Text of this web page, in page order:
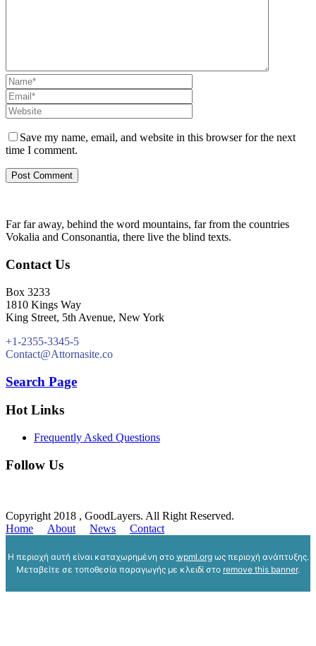
Save my name, email, and website in this browser for the next
time I comment.
Far far away, behind the word mountains, far from the countries
Vokalia and Consonantia, there live the blind texts.
Contact Us
Box 3233
1810 Kings Way
King Street, 5th Avenue, New York
+1-2355-3345-5
Contact@Attornasite.co
Search Page
Hot Links
Frequently Asked Questions
Follow Us
Copyright 2018 , GoodLayers. All Right Reserved.
Home
About News Contact
Η περιοχή αυτή είναι καταχωρημένη στο wpml.orgως περιοχή ανάπτυξης.
Μεταβείτε σε τοποθεσία παραγωγής με κλειδί στο remove this banner.